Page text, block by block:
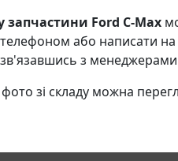
запчастини Ford C-Max
або написати
з
зі складу можна